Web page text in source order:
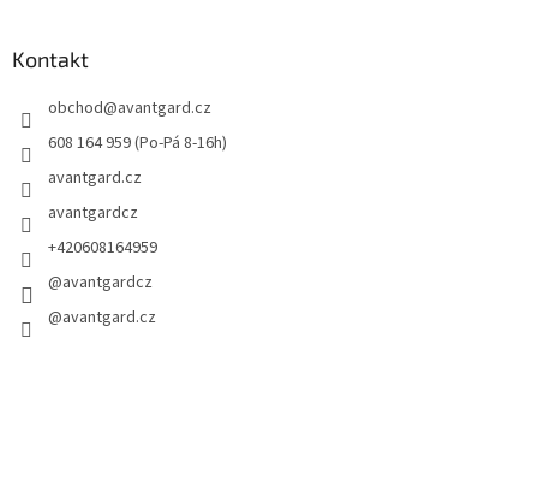
Kontakt
obchod@avantgard.cz
608 164 959 (Po-Pá 8-16h)
avantgard.cz
avantgardcz
+420608164959
@avantgardcz
@avantgard.cz